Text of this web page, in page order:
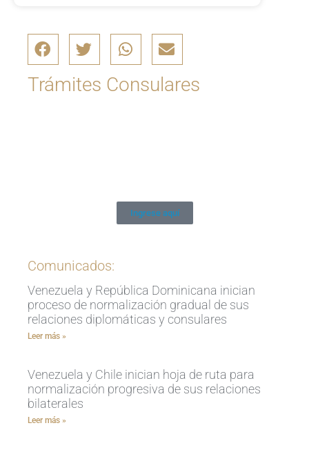
Trámites Consulares
Ingrese aquí
Comunicados:
Venezuela y República Dominicana inician
proceso de normalización gradual de sus
relaciones diplomáticas y consulares
Leer más »
Venezuela y Chile inician hoja de ruta para
normalización progresiva de sus relaciones
bilaterales
Leer más »